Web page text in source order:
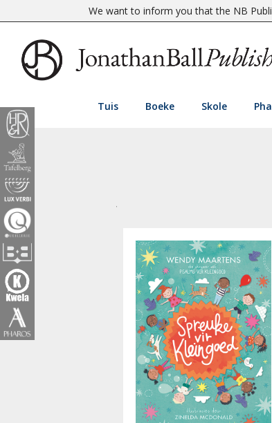
We want to inform you that the NB
Tuis Boeke Skole